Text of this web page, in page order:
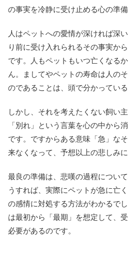
の事実を冷静に受け止める心の準備
人はペットへの愛情が深ければ深
り前に受け入れられるその事実か
です。人もペットもいつ亡くなる
ん。ましてやペットの寿命は人の
のであることは、頭で分かっている
しかし、それを考えたくない飼い
「別れ」という言葉を心の中から
です。ですからある意味「急」な
来なくなって、予想以上の悲しみ
最良の準備は、悲嘆の過程につい
うすれば、実際にペットが急に亡
の感情に対処する方法がわかるで
は最初から「最期」を想定して、
必要があるのです。